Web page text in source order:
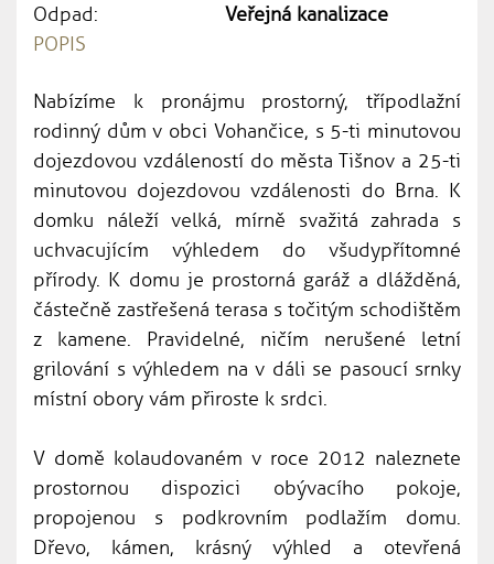
Odpad:
Veřejná kanalizace
POPIS
Nabízíme k pronájmu prostorný, třípodlažní
rodinný dům v obci Vohančice, s 5-ti minutovou
dojezdovou vzdáleností do města Tišnov a 25-ti
minutovou dojezdovou vzdálenosti do Brna. K
domku náleží velká, mírně svažitá zahrada s
uchvacujícím výhledem do všudypřítomné
přírody. K domu je prostorná garáž a dlážděná,
částečně zastřešená terasa s točitým schodištěm
z kamene. Pravidelné, ničím nerušené letní
grilování s výhledem na v dáli se pasoucí srnky
místní obory vám přiroste k srdci.
V domě kolaudovaném v roce 2012 naleznete
prostornou dispozici obývacího pokoje,
propojenou s podkrovním podlažím domu.
Dřevo, kámen, krásný výhled a otevřená